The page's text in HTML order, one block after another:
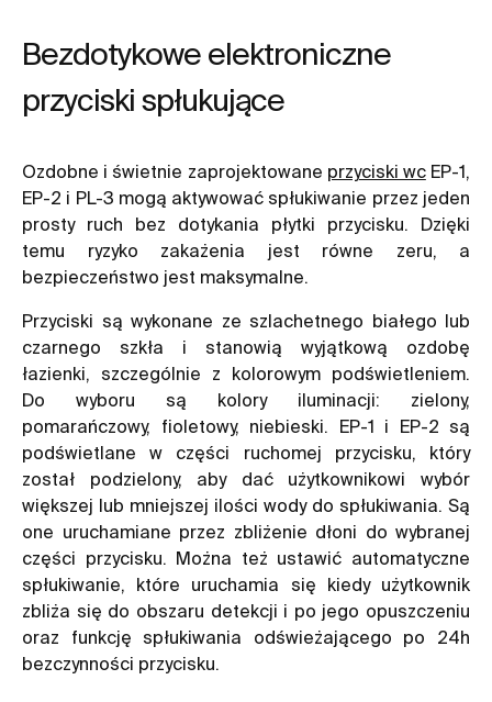
Bezdotykowe elektroniczne
przyciski spłukujące
Ozdobne i świetnie zaprojektowane przyciski wcEP-1,
EP-2 i PL-3 mogą aktywować spłukiwanie przez jeden
prosty ruch bez dotykania płytki przycisku. Dzięki
temu ryzyko zakażenia jest równe zeru, a
bezpieczeństwo jest maksymalne.
Przyciski są wykonane ze szlachetnego białego lub
czarnego szkła i stanowią wyjątkową ozdobę
łazienki, szczególnie z kolorowym podświetleniem.
Do wyboru są kolory iluminacji: zielony,
pomarańczowy, fioletowy, niebieski. EP-1 i EP-2 są
podświetlane w części ruchomej przycisku, który
został podzielony, aby dać użytkownikowi wybór
większej lub mniejszej ilości wody do spłukiwania. Są
one uruchamiane przez zbliżenie dłoni do wybranej
części przycisku. Można też ustawić automatyczne
spłukiwanie, które uruchamia się kiedy użytkownik
zbliża się do obszaru detekcji i po jego opuszczeniu
oraz funkcję spłukiwania odświeżającego po 24h
bezczynności przycisku.